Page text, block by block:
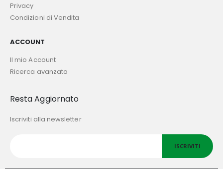
Privacy
Condizioni di Vendita
ACCOUNT
Il mio Account
Ricerca avanzata
Resta Aggiornato
Iscriviti alla newsletter
ISCRIVITI